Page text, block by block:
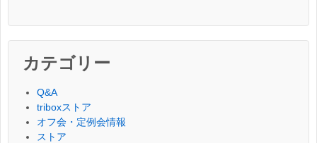
カテゴリー
Q&A
triboxストア
オフ会・定例会情報
ストア